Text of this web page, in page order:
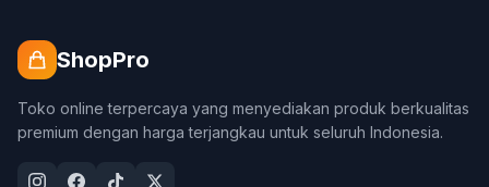
ShopPro
Toko online terpercaya yang menyediakan produk berkualitas
premium dengan harga terjangkau untuk seluruh Indonesia.